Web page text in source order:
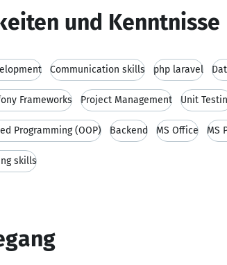
und Kenntnisse
Communication skills php laravel
Frameworks Project Management Unit
Programming (OOP) Backend MS Office MS
skills